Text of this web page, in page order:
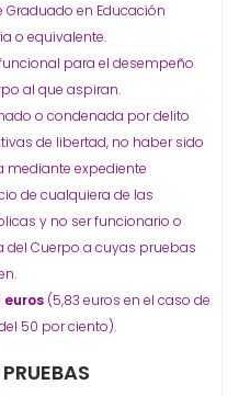
Graduado en Educación
o equivalente.
para el desempeño
al que aspiran.
o condenada por delito
de libertad, no haber sido
mediante expediente
de cualquiera de las
y no ser funcionario o
del Cuerpo a cuyas pruebas
euros (5,83 euros en el caso de
50 por ciento).